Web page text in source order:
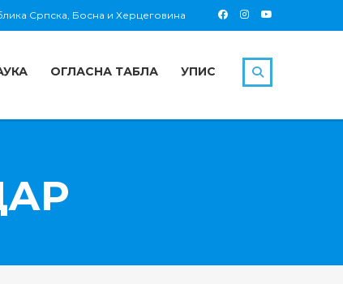
Српска, Босна и Херцеговина
ОГЛАСНА ТАБЛА УПИС